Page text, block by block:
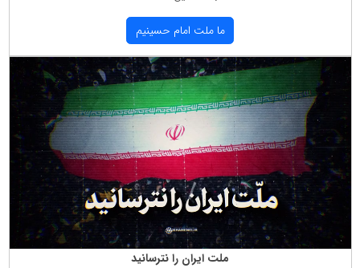
ما ملت امام حسینیم
ملت ایران را نترسانید